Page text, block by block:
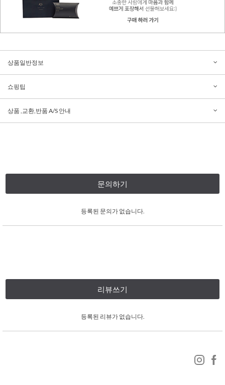
상품일반정보
쇼핑팁
상품 ,교환,반품 A/S 안내
문의하기
등록된 문의가 없습니다.
리뷰쓰기
등록된 리뷰가 없습니다.